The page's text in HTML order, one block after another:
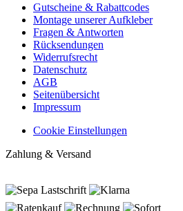
Gutscheine & Rabattcodes
Montage unserer Aufkleber
Fragen & Antworten
Rücksendungen
Widerrufsrecht
Datenschutz
AGB
Seitenübersicht
Impressum
Cookie Einstellungen
Zahlung & Versand